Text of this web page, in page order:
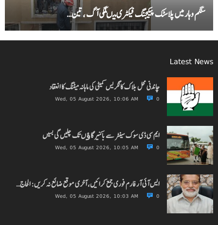
سنگم وہار میں پلاسٹک پیکیجنگ فیکٹری میںلگی آگ ، تین…
Latest News
چاندنی محل بلاک کانگریس کمیٹی کی ماہانہ میٹنگ کا انعقاد
Wed, 05 August 2026, 10:06 AM 0
ایم سی ڈی سوک سینٹر سے باکنیر گاﺅں تک چلیں گی بسیں
Wed, 05 August 2026, 10:05 AM 0
ایس آئی آر فارم فوری جمع کرائیں، آخری موقع ضائع نہ کریں: الحاج…
Wed, 05 August 2026, 10:03 AM 0